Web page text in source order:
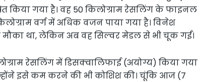
किया गया है। वह 50 किलोग्राम रेसल‍िंग के फाइनल
वर्ग में अधिक वजन पाया गया है। व‍िनेश
था, लेक‍िन अब वह स‍िल्वर मेडल से भी चूक गईं।
रेसल‍िंग में ड‍िसक्वाल‍िफाई (अयोग्य) किया गया
इसे कम करने की भी कोश‍िश की। चूंकि आज (7